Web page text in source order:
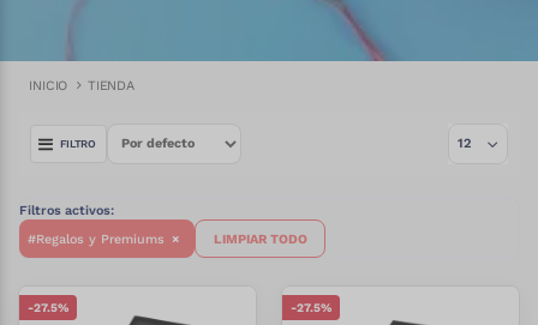
INICIO TIENDA
FILTRO
Filtros activos:
#Regalos y Premiums
× LIMPIAR TODO
-27.5% -27.5%